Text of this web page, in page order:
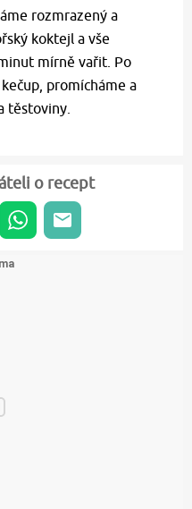
rozmrazený a
koktejl a vše
mírně vařit. Po
promícháme a
těstoviny.
o recept